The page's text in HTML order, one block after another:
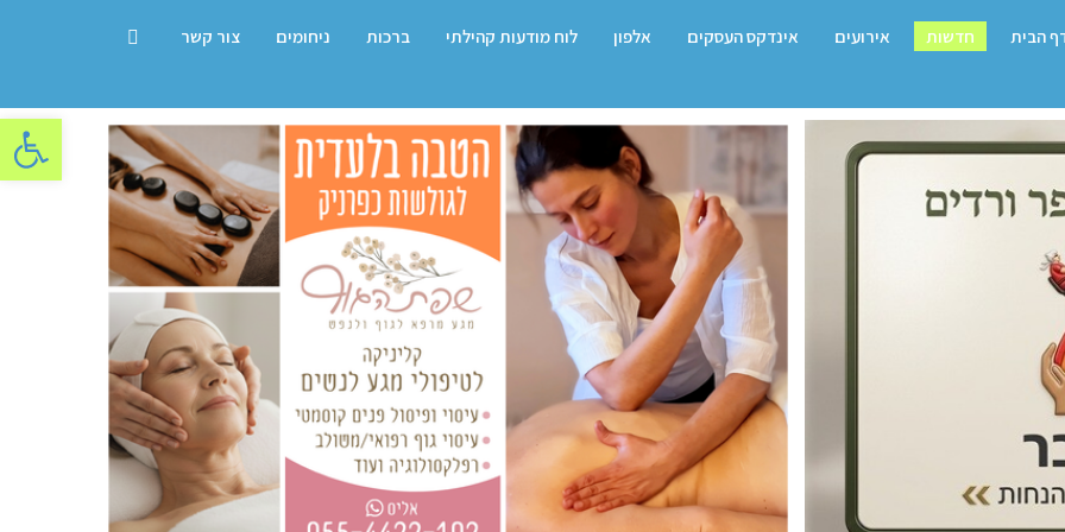
פתח
הבית חדשות אירועים אינדקס העסקים אלפון לוח מודעות קהילתי ברכות ניחומים צור קשר